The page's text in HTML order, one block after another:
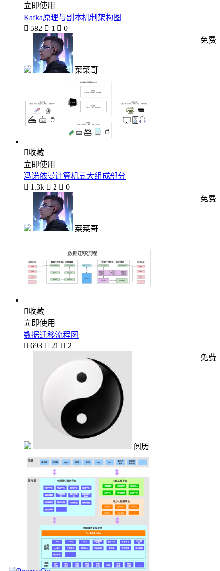
立即使用
Kafka原理与副本机制架构图
 582  1  0
菜菜哥
免费
收藏
立即使用
冯诺依曼计算机五大组成部分
 1.3k  2  0
菜菜哥
免费
收藏
立即使用
数据迁移流程图
 693  21  2
阅历
免费